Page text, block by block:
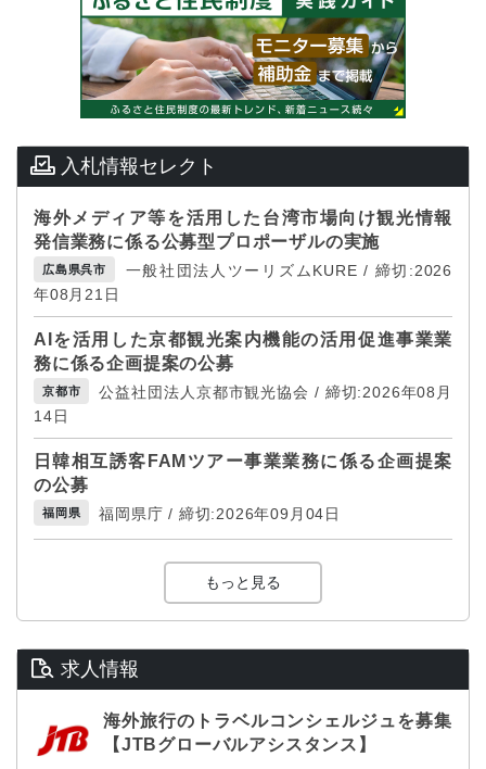
入札情報セレクト
海外メディア等を活用した台湾市場向け観光情報
発信業務に係る公募型プロポーザルの実施
広島県呉市
一般社団法人ツーリズムKURE / 締切:2026
年08月21日
AIを活用した京都観光案内機能の活用促進事業業
務に係る企画提案の公募
京都市
公益社団法人京都市観光協会 / 締切:2026年08月
14日
日韓相互誘客FAMツアー事業業務に係る企画提案
の公募
福岡県 福岡県庁 / 締切:2026年09月04日
もっと見る
求人情報
海外旅行のトラベルコンシェルジュを募集
【JTBグローバルアシスタンス】